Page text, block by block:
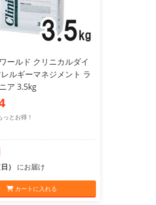
ールド クリニカルダイ
ルギーマネジメント ラ
ア 3.5kg
とお得！
） にお届け
カートに入れる